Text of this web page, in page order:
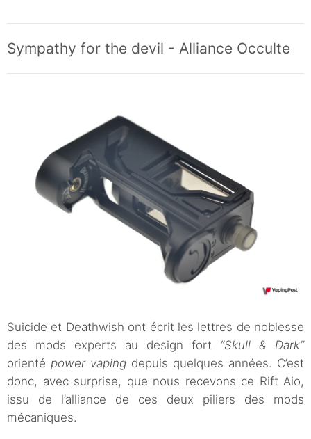
Sympathy for the devil - Alliance Occulte
Suicide et Deathwish ont écrit les lettres de noblesse
des mods experts au design fort “Skull & Dark”
orienté power vaping depuis quelques années. C’est
donc, avec surprise, que nous recevons ce Rift Aio,
issu de l’alliance de ces deux piliers des mods
mécaniques.